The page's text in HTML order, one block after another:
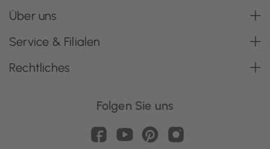
Über uns
Service & Filialen
Rechtliches
Folgen Sie uns